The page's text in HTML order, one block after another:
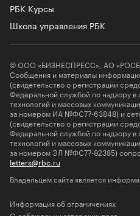
РБК Курсы
Школа управления РБК
© ООО «БИЗНЕСПРЕСС», АО
Сообщения и материалы
(свидетельство о регистрации
Федеральной службой по надзору
технологий и массовых
за номером ИА №ФС77-63848) и
(свидетельство о регистрации
Федеральной службой по надзору
технологий и массовых
за номером ЭЛ №ФС77-82385)
letters@rbc.ru
Владельцем сайта является
Информация об ограничениях